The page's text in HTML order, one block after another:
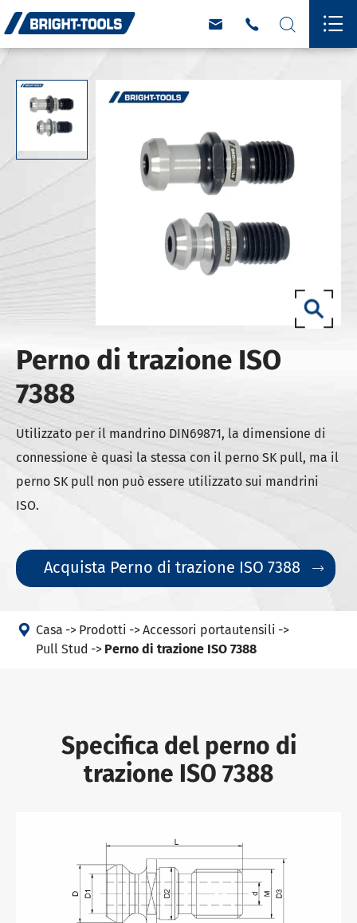
   
Perno di trazione ISO
7388
Utilizzato per il mandrino DIN69871, la dimensione di
connessione è quasi la stessa con il perno SK pull, ma il
perno SK pull non può essere utilizzato sui mandrini
ISO.
Acquista Perno di trazione ISO 7388 
 Casa Prodotti
Accessori portautensili
Pull Stud
Perno di trazione ISO 7388
Specifica del perno di
trazione ISO 7388